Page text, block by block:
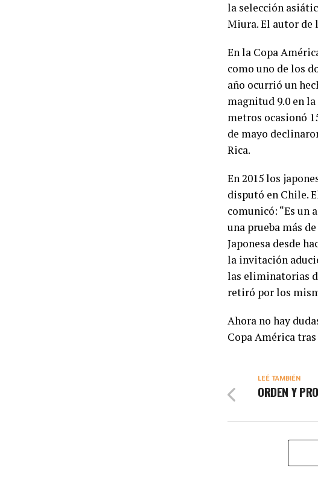
la selección
Miura. El autor de
En la Copa
como uno de los
año ocurrió un
magnitud 9.0 en
metros ocasionó
de mayo
Rica.
En 2015 los
disputó en Chile.
comunicó: “Es un
una prueba más
Japonesa desde
la invitación
las eliminatorias
retiró por los
Ahora no hay
Copa América
LEÉ TAMBIÉN
ORDEN Y